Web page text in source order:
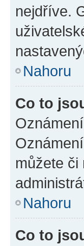
nejdříve.
Nahoru
Co to
můžete či
Nahoru
Co to